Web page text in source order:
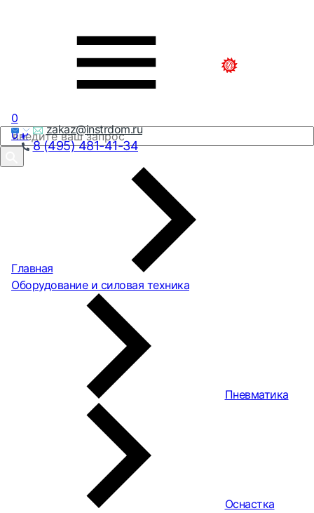
zakaz@instrdom.ru
8 (495) 481-41-34
0
0₽
Главная
Оборудование и силовая техника
Пневматика
Оснастка